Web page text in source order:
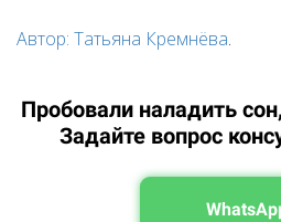
Автор: Татьяна Кремнёва.
Пробовали наладить
Задайте вопрос